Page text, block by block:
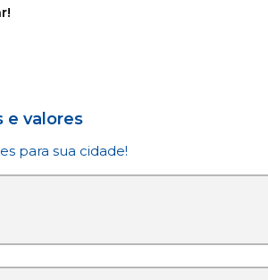
e valores
para sua cidade!